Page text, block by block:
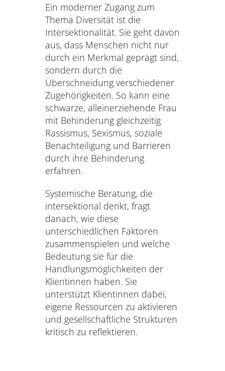
Ein moderner Zugang zum
Thema Diversität ist die
Intersektionalität. Sie geht davon
aus, dass Menschen nicht nur
durch ein Merkmal geprägt sind,
sondern durch die
Überschneidung verschiedener
Zugehörigkeiten. So kann eine
schwarze, alleinerziehende Frau
mit Behinderung gleichzeitig
Rassismus, Sexismus, soziale
Benachteiligung und Barrieren
durch ihre Behinderung
erfahren.
Systemische Beratung, die
intersektional denkt, fragt
danach, wie diese
unterschiedlichen Faktoren
zusammenspielen und welche
Bedeutung sie für die
Handlungsmöglichkeiten der
Klientinnen haben. Sie
unterstützt Klientinnen dabei,
eigene Ressourcen zu aktivieren
und gesellschaftliche Strukturen
kritisch zu reflektieren.